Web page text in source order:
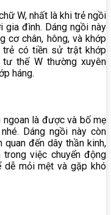
W, nhất là khi trẻ ngồi
gia đình. Dáng ngồi này
cơ chân, hông, và khớp
có tiền sử trật khớp
tư thế W thường xuyên
háng.
là được và bố mẹ
Dáng ngồi này còn
đến dây thần kinh,
việc chuyển động
dễ mỏi mệt và gặp khó